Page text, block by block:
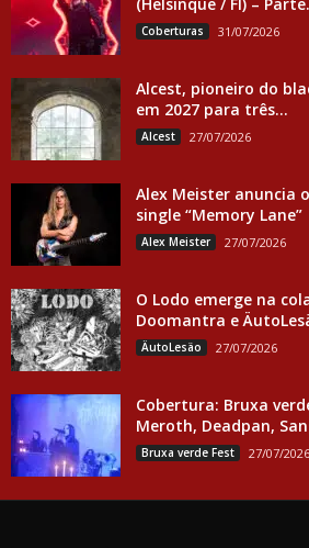
Coberturas 31/07/2026
Alcest, pioneiro do
em 2027 para três...
Alcest 27/07/2026
Alex Meister anuncia
single “Memory Lane”
Alex Meister 27/07/2026
O Lodo emerge na
Doomantra e
ÄutoLesäo 27/07/2026
Cobertura: Bruxa
Meroth, Deadpan,
Bruxa verde Fest 27/07/2026